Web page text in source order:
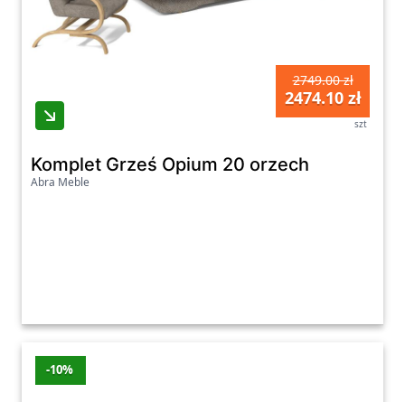
2749.00 zł
2474.10 zł
szt
Komplet Grześ Opium 20 orzech
Abra Meble
-10%